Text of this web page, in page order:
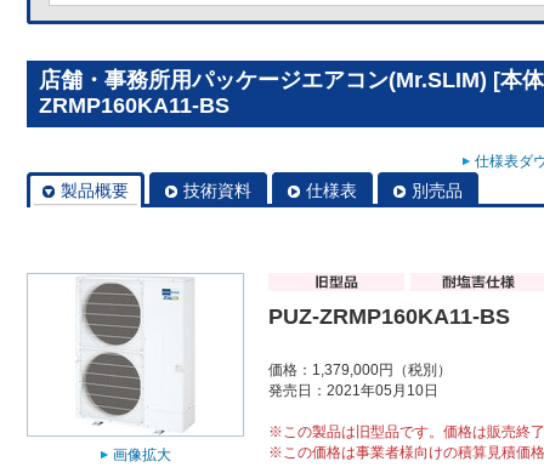
店舗・事務所用パッケージエアコン(Mr.SLIM) [本
ZRMP160KA11-BS
仕様表ダ
製品概要 技術資料 仕様表 別売品
画像拡大
PUZ-ZRMP160KA11-BS
価格：1,379,000円（税別）
発売日：2021年05月10日
※この製品は旧型品です。価格は販売終
※この価格は事業者様向けの積算見積価